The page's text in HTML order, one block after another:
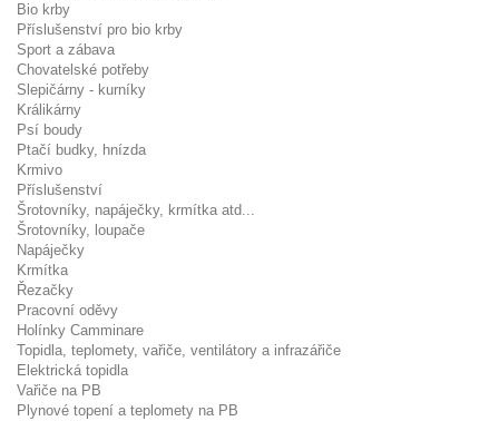
Bio krby
Příslušenství pro bio krby
Sport a zábava
Chovatelské potřeby
Slepičárny - kurníky
Králikárny
Psí boudy
Ptačí budky, hnízda
Krmivo
Příslušenství
Šrotovníky, napáječky, krmítka atd...
Šrotovníky, loupače
Napáječky
Krmítka
Řezačky
Pracovní oděvy
Holínky Camminare
Topidla, teplomety, vařiče, ventilátory a infrazářiče
Elektrická topidla
Vařiče na PB
Plynové topení a teplomety na PB